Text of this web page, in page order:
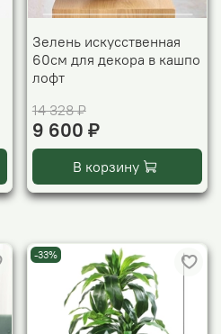
Зелень искусственная
60см для декора в кашпо
лофт
14 328 ₽
9 600 ₽
В корзину
-33%